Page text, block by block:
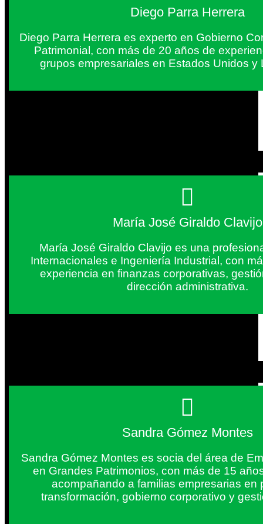
Diego Parra Herrera
Diego Parra Herrera es experto en Gobierno
Patrimonial, con más de 20 años de
grupos empresariales en Estados Unidos y
María José Giraldo Clavijo
María José Giraldo Clavijo es una
Internacionales e Ingeniería Industrial, con
experiencia en finanzas corporativas,
dirección administrativa.
Sandra Gómez Montes
Sandra Gómez Montes es socia del área de
en Grandes Patrimonios, con más de 15
acompañando a familias empresarias en
transformación, gobierno corporativo y